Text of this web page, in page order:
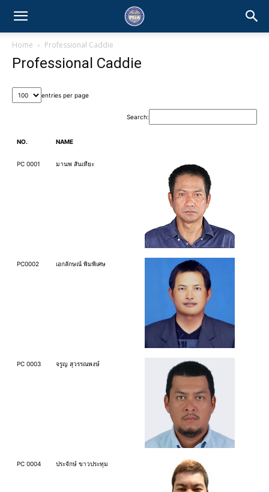
Home Professional Caddie
Professional Caddie
entries per page
Search:
NO. NAME
PC 0001 มานพ สันเทียะ
PC0002 เอกลักษณ์ พิมพิเศษ
PC 0003 จรูญ สุวรรณพงษ์
PC 0004 ประจักษ์ ขาวประทุม